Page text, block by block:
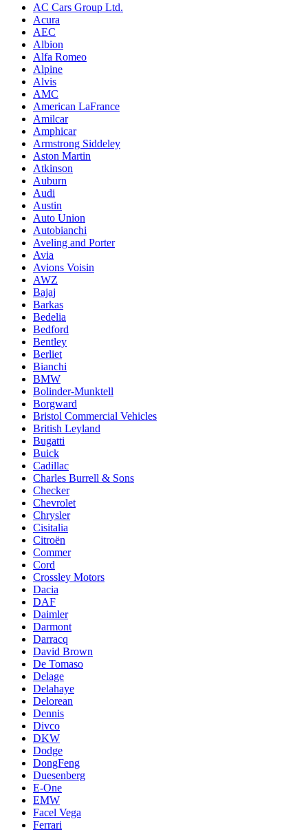
AC Cars Group Ltd.
Acura
AEC
Albion
Alfa Romeo
Alpine
Alvis
AMC
American LaFrance
Amilcar
Amphicar
Armstrong Siddeley
Aston Martin
Atkinson
Auburn
Audi
Austin
Auto Union
Autobianchi
Aveling and Porter
Avia
Avions Voisin
AWZ
Bajaj
Barkas
Bedelia
Bedford
Bentley
Berliet
Bianchi
BMW
Bolinder-Munktell
Borgward
Bristol Commercial Vehicles
British Leyland
Bugatti
Buick
Cadillac
Charles Burrell & Sons
Checker
Chevrolet
Chrysler
Cisitalia
Citroën
Commer
Cord
Crossley Motors
Dacia
DAF
Daimler
Darmont
Darracq
David Brown
De Tomaso
Delage
Delahaye
Delorean
Dennis
Divco
DKW
Dodge
DongFeng
Duesenberg
E-One
EMW
Facel Vega
Ferrari